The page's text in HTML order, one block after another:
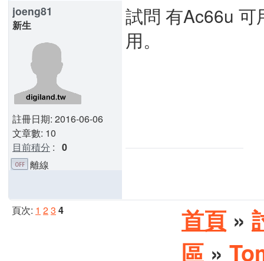
joeng81
新生
註冊日期: 2016-06-06
文章數: 10
目前積分 : 0
試問 有Ac66u 可
用。
離線
頁次: 1 23 4 首頁 »
區 »